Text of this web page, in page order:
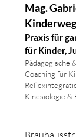
Mag.
Praxis für
für Kinder,
Pädagogische
Coaching für
Kinesiologie &